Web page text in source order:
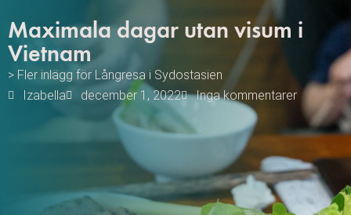
Maximala dagar utan visum i
Vietnam
> Fler inlägg för Långresa i Sydostasien
Izabella
december 1, 2022 Inga kommentarer